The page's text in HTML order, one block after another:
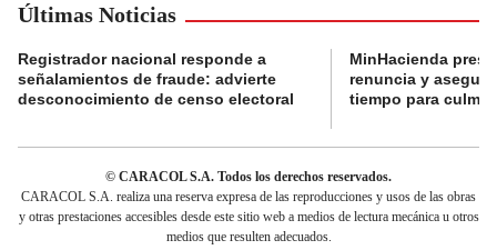
Últimas Noticias
Registrador nacional responde a
señalamientos de fraude: advierte
desconocimiento de censo electoral
MinHacienda
renuncia y
tiempo para
© CARACOL S.A. Todos los derechos reservados.
CARACOL S.A. realiza una reserva expresa de las reproducciones y usos de las obras
y otras prestaciones accesibles desde este sitio web a medios de lectura mecánica u otros
medios que resulten adecuados.